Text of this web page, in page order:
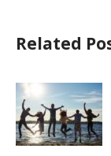
Related